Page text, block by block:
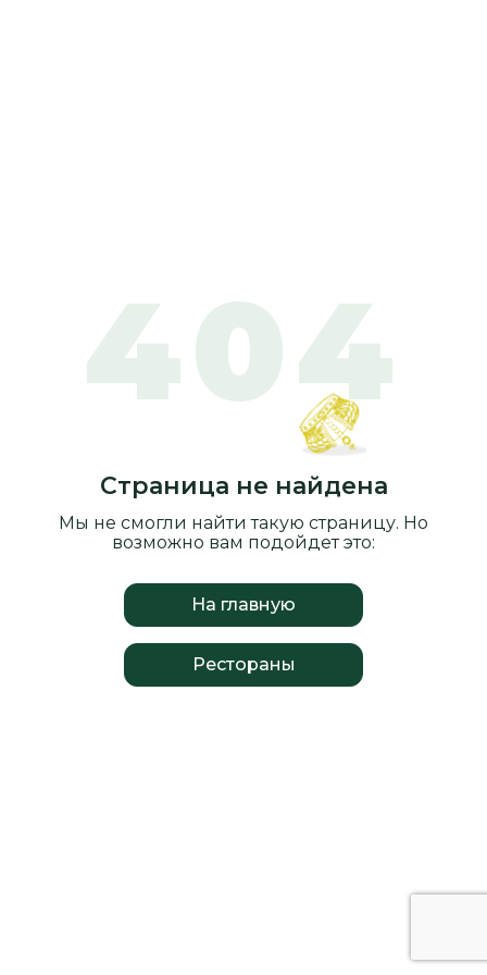
404
Страница не найдена
Мы не смогли найти такую страницу. Но
возможно вам подойдет это:
На главную
Рестораны